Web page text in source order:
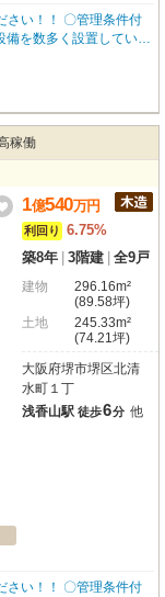
理条件付
なっております。 ▼
マホ対応可能なオート
が操作できるスマート
・TVモニタ付きイン
談も承ります。
稼働
1億540万円
利回り
6.75%
築8年 3階建 全9戸
建物
296.16m²
(89.58坪)
土地
245.33m²
(74.21坪)
大阪府堺市堺区北清
水町１丁
浅香山駅 徒歩6分 他
理条件付